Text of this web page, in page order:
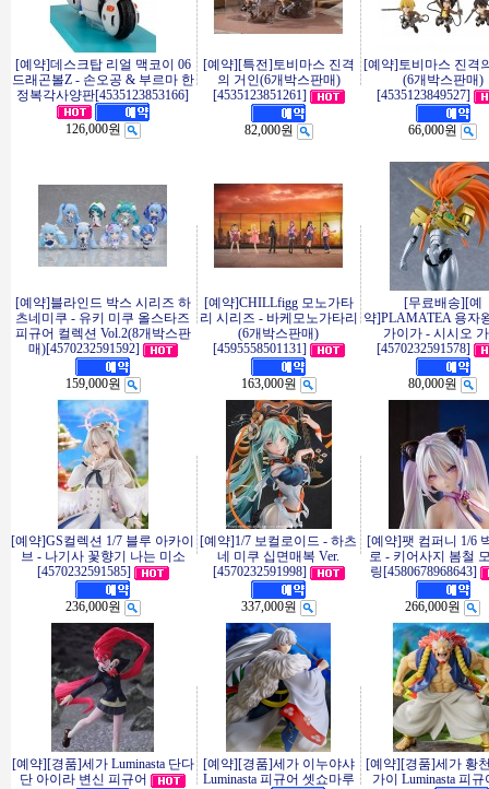
[예약]데스크탑 리얼 맥코이 06
드래곤볼Z - 손오공 & 부르마 한
정복각사양판[4535123853166]
126,000원
[예약][특전]토비마스 진격
의 거인(6개박스판매)
[4535123851261]
82,000원
[예약]토비마스 진격
(6개박스판매)
[4535123849527]
66,000원
[예약]블라인드 박스 시리즈 하
츠네미쿠 - 유키 미쿠 올스타즈
피규어 컬렉션 Vol.2(8개박스판
매)[4570232591592]
159,000원
[예약]CHILLfigg 모노가타
리 시리즈 - 바케모노가타리
(6개박스판매)
[4595558501131]
163,000원
[무료배송][예
약]PLAMATEA 용자
가이가 - 시시오
[4570232591578]
80,000원
[예약]GS컬렉션 1/7 블루 아카이
브 - 나기사 꽃향기 나는 미소
[4570232591585]
236,000원
[예약]1/7 보컬로이드 - 하츠
네 미쿠 십면매복 Ver.
[4570232591998]
337,000원
[예약]팻 컴퍼니 1/6
로 - 키어사지 봄철
링[4580678968643]
266,000원
[예약][경품]세가 Luminasta 단다
단 아이라 변신 피규어
[예약][경품]세가 이누야샤
Luminasta 피규어 셋쇼마루
[예약][경품]세가 황
가이 Luminasta 피규